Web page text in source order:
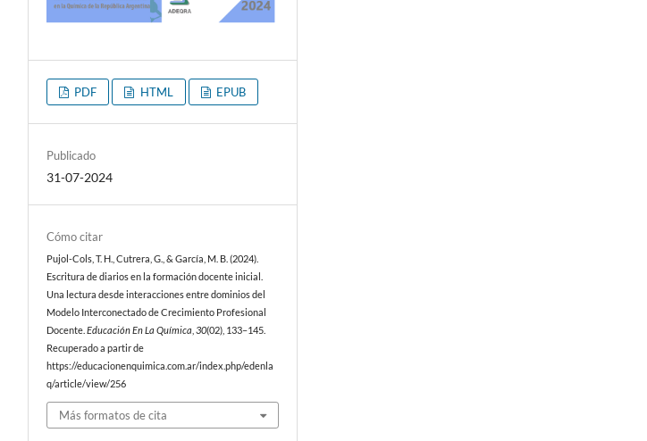
PDF HTML EPUB
Publicado
31-07-2024
Cómo citar
Pujol-Cols, T. H., Cutrera, G., & García, M. B. (2024).
Escritura de diarios en la formación docente inicial.
Una lectura desde interacciones entre dominios del
Modelo Interconectado de Crecimiento Profesional
Docente.Educación En La Química ,30(02), 133–145.
Recuperado a partir de
https://educacionenquimica.com.ar/index.php/edenla
q/article/view/256
Más formatos de cita